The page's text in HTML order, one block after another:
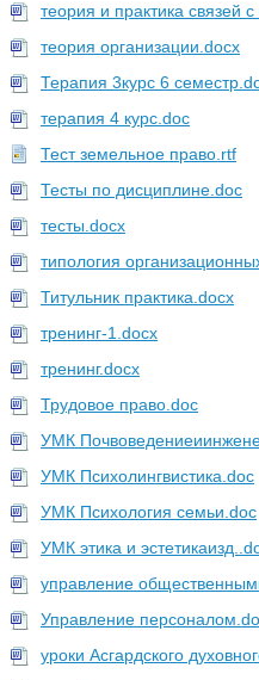
теория и практика связей
теория организации.docx
Терапия 3курс 6
терапия 4 курс.doc
Тест земельное право.rtf
Тесты по дисциплине.doc
тесты.docx
типология
Титульник практика.docx
тренинг-1.docx
тренинг.docx
Трудовое право.doc
УМК
УМК Психолингвистика.doc
УМК Психология семьи.doc
УМК этика и
управление
Управление
уроки Асгардского